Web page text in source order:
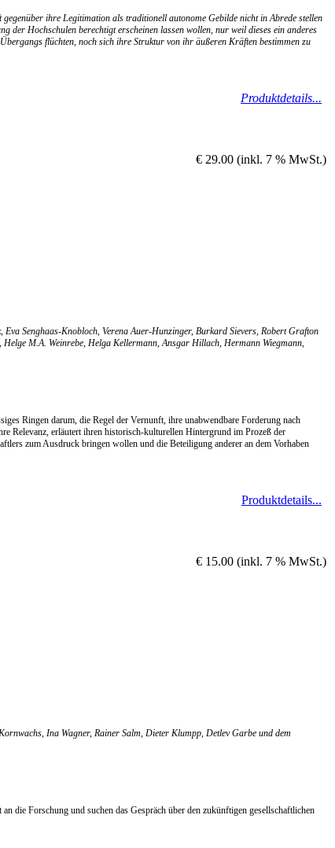
ihre Legitimation als traditionell autonome Gebilde nicht in Abrede stellen
der Hochschulen berechtigt erscheinen lassen wollen, nur weil dieses ein anderes
flüchten, noch sich ihre Struktur von ihr äußeren Kräften bestimmen zu
Produktdetails...
€ 29.00 (inkl. 7 % MwSt.)
Senghaas-Knobloch, Verena Auer-Hunzinger, Burkard Sievers, Robert Grafton
M.A. Weinrebe, Helga Kellermann, Ansgar Hillach, Hermann Wiegmann,
Ringen darum, die Regel der Vernunft, ihre unabwendbare Forderung nach
Relevanz, erläutert ihren historisch-kulturellen Hintergrund im Prozeß der
zum Ausdruck bringen wollen und die Beteiligung anderer an dem Vorhaben
Produktdetails...
€ 15.00 (inkl. 7 % MwSt.)
Ina Wagner, Rainer Salm, Dieter Klumpp, Detlev Garbe und dem
die Forschung und suchen das Gespräch über den zukünftigen gesellschaftlichen